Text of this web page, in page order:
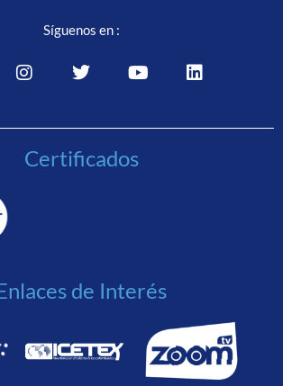
Síguenos en :
Certificados
de Interés